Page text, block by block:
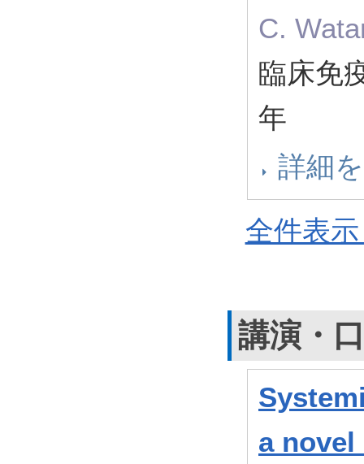
C.
臨床免
年
詳細
全件表
講演・
a novel